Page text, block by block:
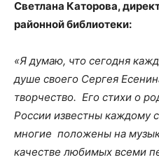
Светлана Каторова,
районной библиотеки:
«Я думаю, что сегодня
душе своего Сергея
творчество. Его стихи о
России известны каждому
многие положены на
качестве любимых всеми